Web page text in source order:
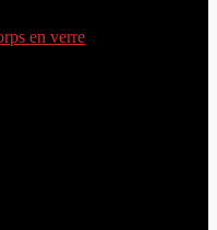
en verre